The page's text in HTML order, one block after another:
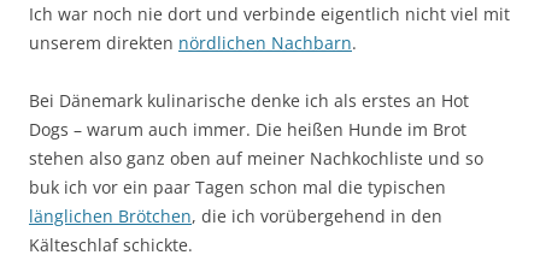
Ich war noch nie dort und verbinde eigentlich nicht viel mit
unserem direkten nördlichen Nachbarn.
Bei Dänemark kulinarische denke ich als erstes an Hot
Dogs – warum auch immer. Die heißen Hunde im Brot
stehen also ganz oben auf meiner Nachkochliste und so
buk ich vor ein paar Tagen schon mal die typischen
länglichen Brötchen, die ich vorübergehend in den
Kälteschlaf schickte.